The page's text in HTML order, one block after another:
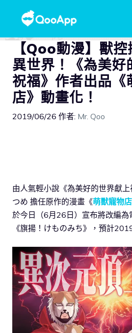
【Qoo動漫】獸
異世界！《為美好
祝福》作者出品《
店》動畫化！
2019/06/26 作者: Mr. Qoo
由人氣輕小說《為美好的世界獻
つめ 擔任原作的漫畫《萌獸寵物
於今日（6月26日）宣布將改編為
《旗揚！けものみち》，預計